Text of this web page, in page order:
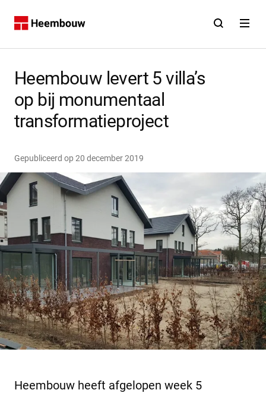
Home Open Open
Contact
Heembouw levert 5 villa’s
op bij monumentaal
transformatieproject
Gepubliceerd op 20 december 2019
Heembouw heeft afgelopen week 5